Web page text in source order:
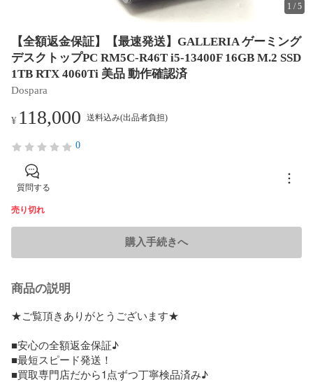
1 /5
【全額返金保証】【最速発送】GALLERIA ゲーミング
デスクトップPC RM5C-R46T i5-13400F 16GB M.2 SSD
1TB RTX 4060Ti 美品 動作確認済
Dospara
¥ 118,000 送料込み(出品者負担)
0
質問する
売り切れ
購入手続きへ
商品の説明
★ご覧頂きありがとうございます★
■安心の全額返金保証♪
■最短スピード発送！
■買取専門店だから1点ずつ丁寧検品済み♪